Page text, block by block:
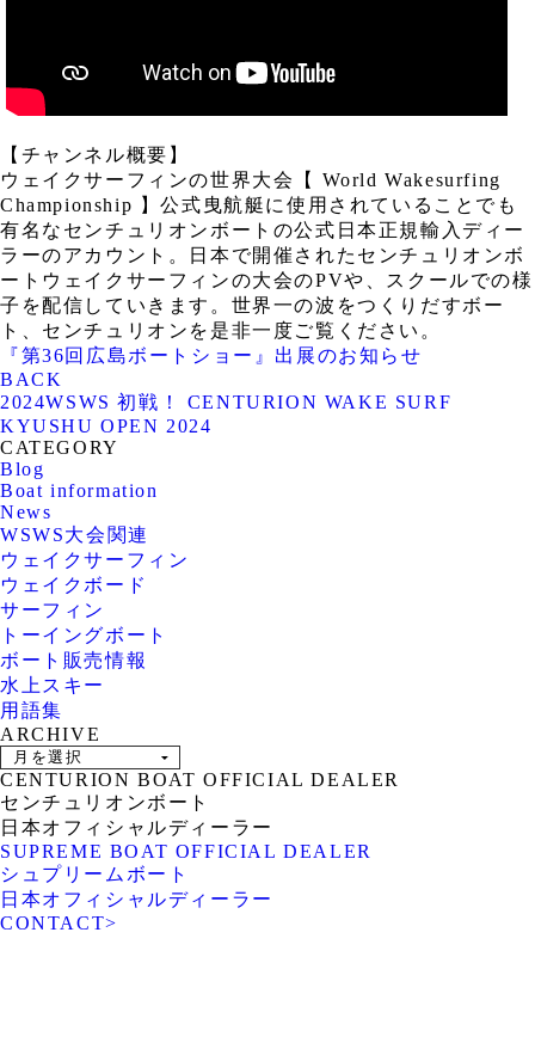
【チャンネル概要】
ウェイクサーフィンの世界大会【 World Wakesurfing
Championship 】公式曳航艇に使用されていることでも
有名なセンチュリオンボートの公式日本正規輸入ディー
ラーのアカウント。日本で開催されたセンチュリオンボ
ートウェイクサーフィンの大会のPVや、スクールでの様
子を配信していきます。世界一の波をつくりだすボー
ト、センチュリオンを是非一度ご覧ください。
『第36回広島ボートショー』出展のお知らせ
BACK
2024WSWS 初戦！ CENTURION WAKE SURF
KYUSHU OPEN 2024
CATEGORY
Blog
Boat information
News
WSWS大会関連
ウェイクサーフィン
ウェイクボード
サーフィン
トーイングボート
ボート販売情報
水上スキー
用語集
ARCHIVE
CENTURION BOAT OFFICIAL DEALER
センチュリオンボート
日本オフィシャルディーラー
SUPREME BOAT OFFICIAL DEALER
シュプリームボート
日本オフィシャルディーラー
CONTACT>